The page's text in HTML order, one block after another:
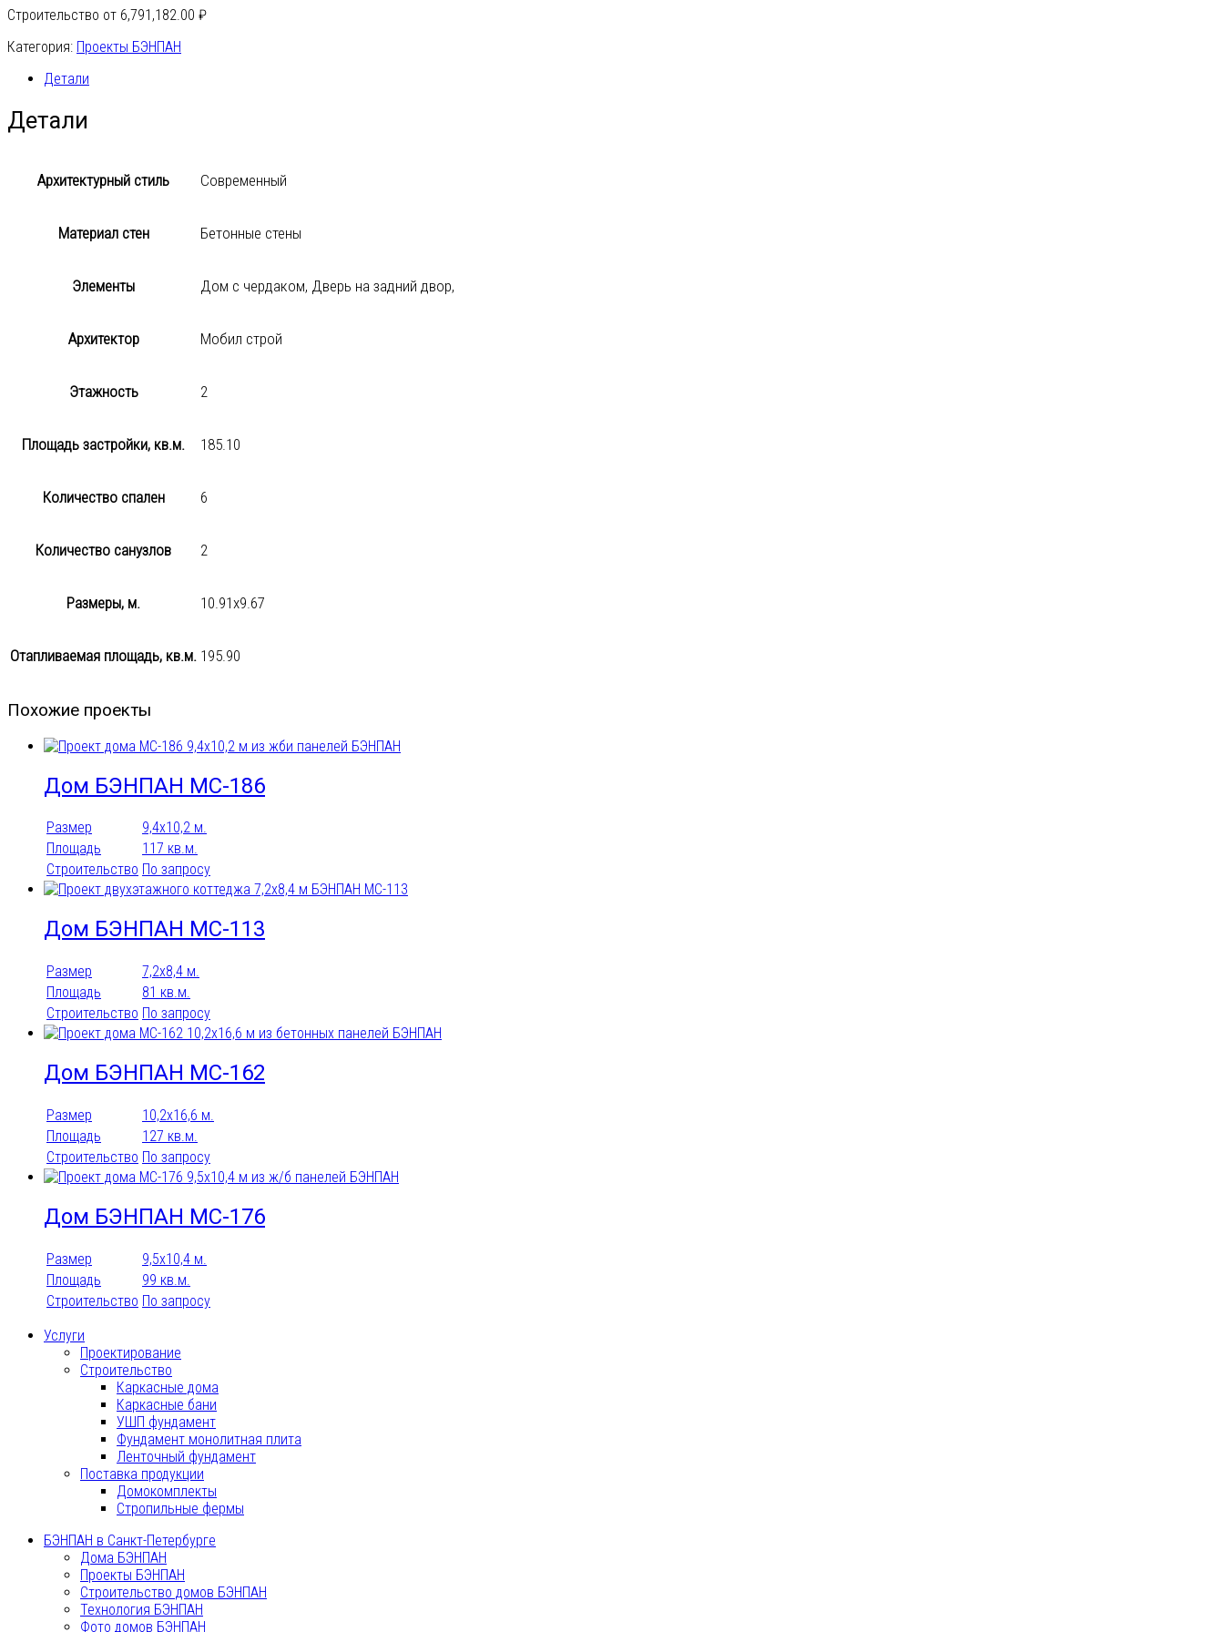
Строительство от 6,791,182.00 ₽
Категория: Проекты БЭНПАН
Детали
Детали
Архитектурный стиль Современный
Материал стен Бетонные стены
Элементы Дом с чердаком, Дверь на задний двор,
Архитектор Мобил строй
Этажность 2
Площадь застройки, кв.м. 185.10
Количество спален 6
Количество санузлов 2
Размеры, м. 10.91х9.67
Отапливаемая площадь, кв.м. 195.90
Похожие проекты
Дом БЭНПАН МС-186
Размер
9,4х10,2 м.
Площадь
117 кв.м.
Строительство По запросу
Дом БЭНПАН МС-113
Размер
7,2х8,4 м.
Площадь
81 кв.м.
Строительство По запросу
Дом БЭНПАН МС-162
Размер
10,2х16,6 м.
Площадь
127 кв.м.
Строительство По запросу
Дом БЭНПАН МС-176
Размер
9,5х10,4 м.
Площадь
99 кв.м.
Строительство По запросу
Услуги
Проектирование
Строительство
Каркасные дома
Каркасные бани
УШП фундамент
Фундамент монолитная плита
Ленточный фундамент
Поставка продукции
Домокомплекты
Стропильные фермы
БЭНПАН в Санкт-Петербурге
Дома БЭНПАН
Проекты БЭНПАН
Строительство домов БЭНПАН
Технология БЭНПАН
Фото домов БЭНПАН